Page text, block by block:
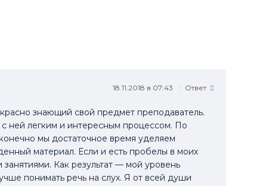
громкость.
18.11.2018 в 07:43 Ответ
знающий свой предмет преподаватель.
с ней легким и интересным процессом. По
мы достаточное время уделяем
материал. Если и есть пробелы в моих
Как результат — мой уровень
понимать речь на слух. Я от всей души